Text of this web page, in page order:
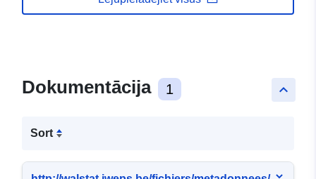
keyboard_arrow_up
Dokumentācija 1
Sort